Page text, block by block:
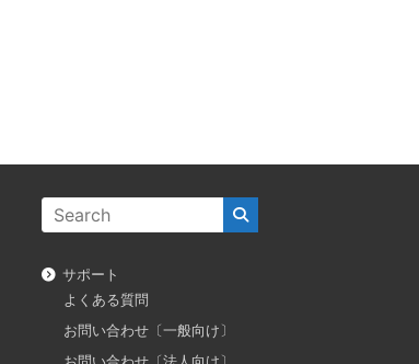
サポート
よくある質問
お問い合わせ〔一般向け〕